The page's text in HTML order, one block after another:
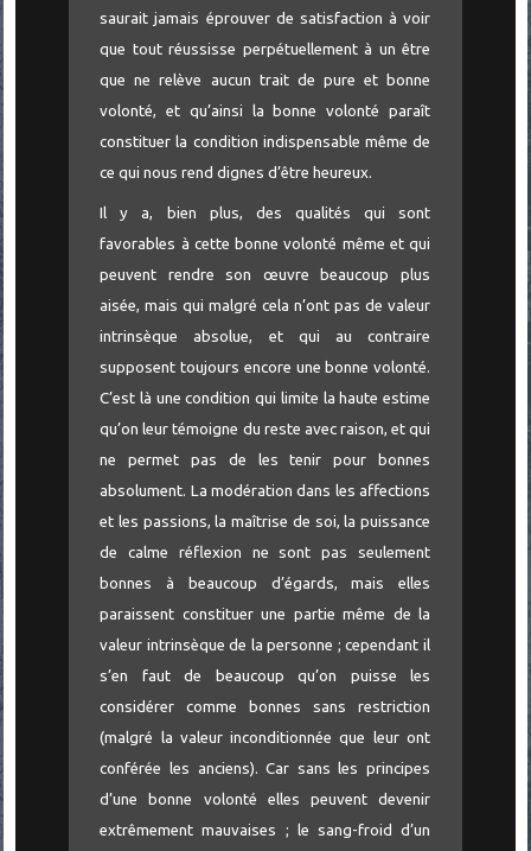
saurait jamais éprouver de satisfaction à voir
que tout réussisse perpétuellement à un être
que ne relève aucun trait de pure et bonne
volonté, et qu’ainsi la bonne volonté paraît
constituer la condition indispensable même de
ce qui nous rend dignes d’être heureux.
Il y a, bien plus, des qualités qui sont
favorables à cette bonne volonté même et qui
peuvent rendre son œuvre beaucoup plus
aisée, mais qui malgré cela n’ont pas de valeur
intrinsèque absolue, et qui au contraire
supposent toujours encore une bonne volonté.
C’est là une condition qui limite la haute estime
qu’on leur témoigne du reste avec raison, et qui
ne permet pas de les tenir pour bonnes
absolument. La modération dans les affections
et les passions, la maîtrise de soi, la puissance
de calme réflexion ne sont pas seulement
bonnes à beaucoup d’égards, mais elles
paraissent constituer une partie même de la
valeur intrinsèque de la personne ; cependant il
s’en faut de beaucoup qu’on puisse les
considérer comme bonnes sans restriction
(malgré la valeur inconditionnée que leur ont
conférée les anciens). Car sans les principes
d’une bonne volonté elles peuvent devenir
extrêmement mauvaises ; le sang-froid d’un